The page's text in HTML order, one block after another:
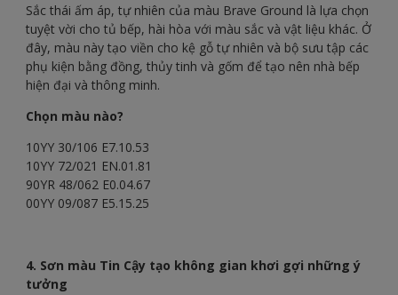
Sắc thái ấm áp, tự nhiên của màu Brave Ground là lựa chọn
tuyệt vời cho tủ bếp, hài hòa với màu sắc và vật liệu khác. Ở
đây, màu này tạo viền cho kệ gỗ tự nhiên và bộ sưu tập các
phụ kiện bằng đồng, thủy tinh và gốm để tạo nên nhà bếp
hiện đại và thông minh.
Chọn màu nào?
10YY 30/106 E7.10.53
10YY 72/021 EN.01.81
90YR 48/062 E0.04.67
00YY 09/087 E5.15.25
4. Sơn màu Tin Cậy tạo không gian khơi gợi những ý
tưởng